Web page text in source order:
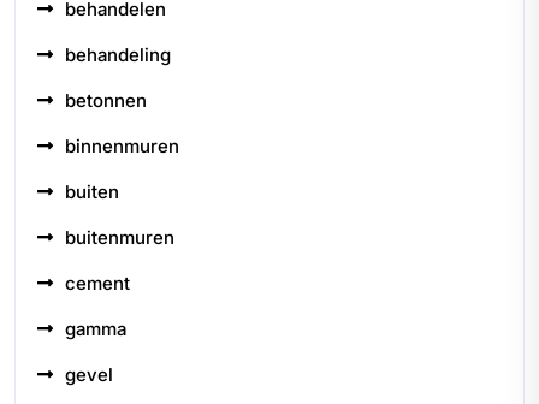
behandelen
behandeling
betonnen
binnenmuren
buiten
buitenmuren
cement
gamma
gevel